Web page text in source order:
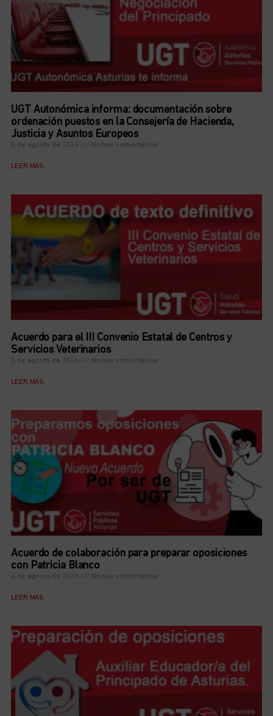
UGT Autonómica informa: documentación sobre
ordenación puestos en la Consejería de Hacienda,
Justicia y Asuntos Europeos
5 de agosto de 2026 No hay comentarios
LEER MÁS
Acuerdo para el III Convenio Estatal de Centros y
Servicios Veterinarios
5 de agosto de 2026 No hay comentarios
LEER MÁS
Acuerdo de colaboración para preparar oposiciones
con Patricia Blanco
4 de agosto de 2026 No hay comentarios
LEER MÁS